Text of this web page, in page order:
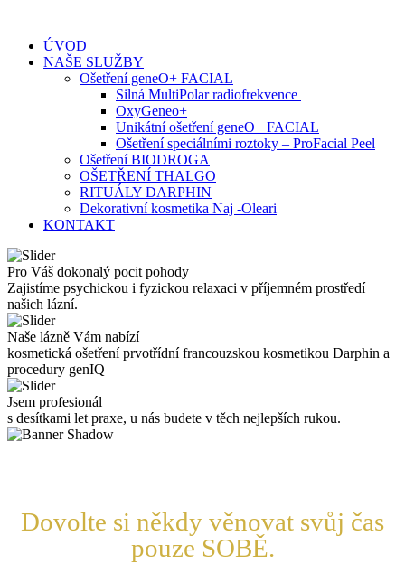
contentÚVOD
NAŠE SLUŽBY
Ošetření geneO+ FACIAL
Silná MultiPolar radiofrekvence
OxyGeneo+
Unikátní ošetření geneO+ FACIAL
Ošetření speciálními roztoky – ProFacial Peel
Ošetření BIODROGA
OŠETŘENÍ THALGO
RITUÁLY DARPHIN
Dekorativní kosmetika Naj -Oleari
KONTAKT
Pro Váš dokonalý pocit pohody
Zajistíme psychickou i fyzickou relaxaci v příjemném prostředí
našich lázní.
Naše lázně Vám nabízí
kosmetická ošetření prvotřídní francouzskou kosmetikou Darphin a
procedury genIQ
Jsem profesionál
s desítkami let praxe, u nás budete v těch nejlepších rukou.
Dovolte si někdy věnovat svůj čas
pouze SOBĚ.